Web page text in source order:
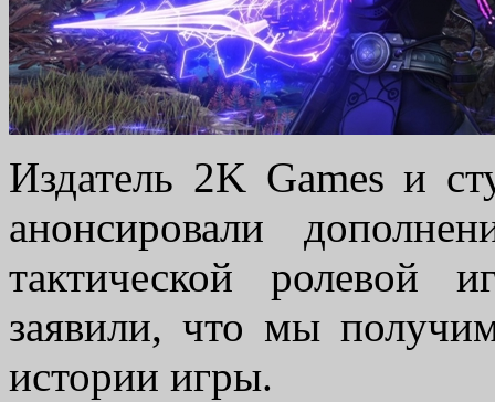
Издатель 2K Games и
анонсировали
тактической ролевой
заявили, что мы
истории игры.